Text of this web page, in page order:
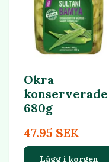
Okra
konserverade
680g
47.95 SEK
Lägg i korgen